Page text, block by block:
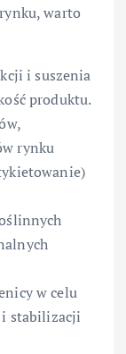
warto
i suszenia
produktu.
rynku
w celu
i stabilizacji